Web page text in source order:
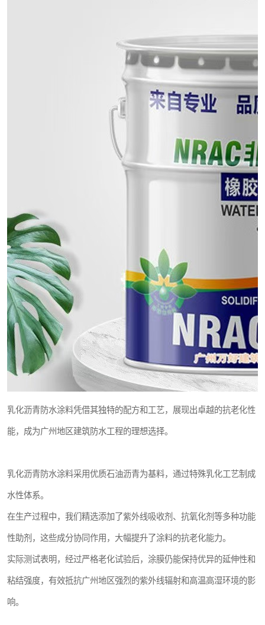
乳化沥青防水涂料凭借其独特的配方和工艺，展现出卓越的抗老化性
能，成为广州地区建筑防水工程的理想选择。
乳化沥青防水涂料采用优质石油沥青为基料，通过特殊乳化工艺制成
水性体系。
在生产过程中，我们精选添加了紫外线吸收剂、抗氧化剂等多种功能
性助剂，这些成分协同作用，大幅提升了涂料的抗老化能力。
实际测试表明，经过严格老化试验后，涂膜仍能保持优异的延伸性和
粘结强度，有效抵抗广州地区强烈的紫外线辐射和高温高湿环境的影
响。